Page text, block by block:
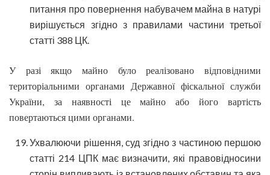
питання про повернення набувачем майна в натурі
вирішується згідно з правилами частини третьої
статті 388 ЦК.
У разі якщо майно було реалізовано відповідними
територіальними органами Державної фіскальної служби
України, за наявності це майно або його вартість
повертаються цими органами.
Ухвалюючи рішення, суд згідно з частиною першою
статті 214 ЦПК має визначити, які правовідносини